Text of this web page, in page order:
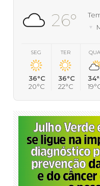
26°
SEG
36°C
20°C
TER
36°C
22°C
QUA